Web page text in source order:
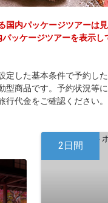
内パッケージツアーは
ッケージツアーを表示し
定した基本条件で予約
型商品です。予約状況等
代金をご確認ください。
2日間